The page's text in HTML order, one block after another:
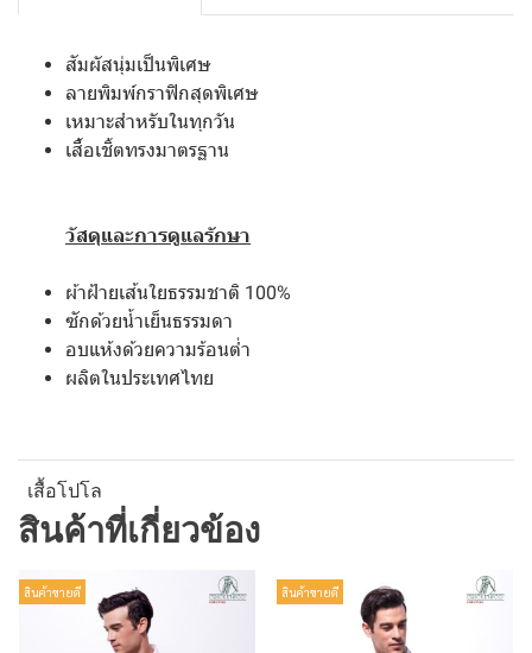
สัมผัสนุ่มเป็นพิเศษ
ลายพิมพ์กราฟิกสุดพิเศษ
เหมาะสำหรับในทุกวัน
เสื้อเชิ้ตทรงมาตรฐาน
วัสดุและการดูแลรักษา
ผ้าฝ้ายเส้นใยธรรมชาติ 100%
ซักด้วยน้ำเย็นธรรมดา
อบแห้งด้วยความร้อนต่ำ
ผลิตในประเทศไทย
เสื้อโปโล
สินค้าที่เกี่ยวข้อง
สินค้าขายดี สินค้าขายดี